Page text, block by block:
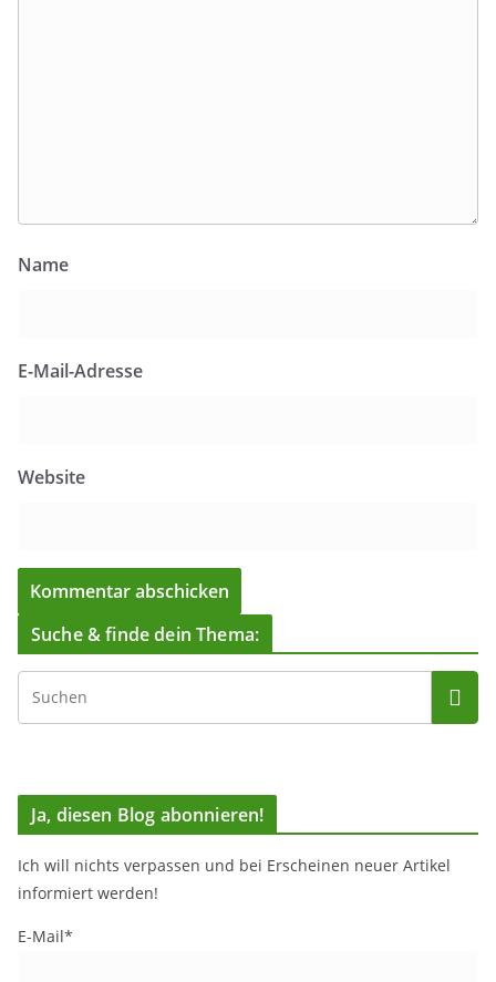
Name
E-Mail-Adresse
Website
Suche & finde dein Thema:
Ja, diesen Blog abonnieren!
Ich will nichts verpassen und bei Erscheinen neuer Artikel
informiert werden!
E-Mail*